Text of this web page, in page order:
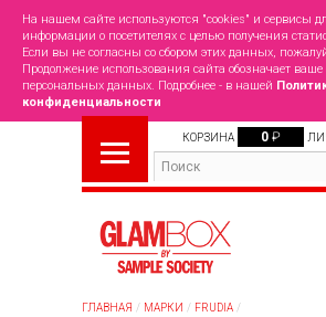
На нашем сайте используются "cookies" и сервисы
информации о посетителях с целью получения
Если вы не согласны со сбором этих данных,
Продолжение использования сайта обозначает ваше
персональных данных. Подробнее - в нашей
конфиденциальности
КОРЗИНА 0 ₽
ГЛАВНАЯ МАРКИ
FRUDIA